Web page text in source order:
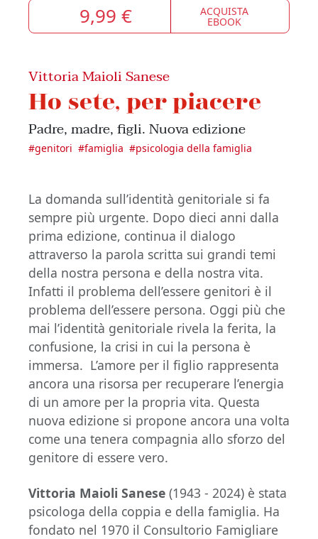
9,99 € ACQUISTA
EBOOK
Vittoria Maioli Sanese
Ho sete, per piacere
Padre, madre, figli. Nuova edizione
#genitori #famiglia #psicologia della famiglia
La domanda sull’identità genitoriale si fa
sempre più urgente. Dopo dieci anni dalla
prima edizione, continua il dialogo
attraverso la parola scritta sui grandi temi
della nostra persona e della nostra vita.
Infatti il problema dell’essere genitori è il
problema dell’essere persona. Oggi più che
mai l’identità genitoriale rivela la ferita, la
confusione, la crisi in cui la persona è
immersa. L’amore per il figlio rappresenta
ancora una risorsa per recuperare l’energia
di un amore per la propria vita. Questa
nuova edizione si propone ancora una volta
come una tenera compagnia allo sforzo del
genitore di essere vero.
Vittoria Maioli Sanese (1943 - 2024) è stata
psicologa della coppia e della famiglia. Ha
fondato nel 1970 il Consultorio Famigliare